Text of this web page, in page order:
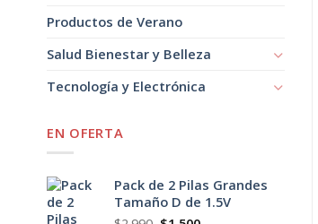
Productos de Verano
Salud Bienestar y Belleza
Tecnología y Electrónica
EN OFERTA
Pack de 2 Pilas Grandes
Tamaño D de 1.5V